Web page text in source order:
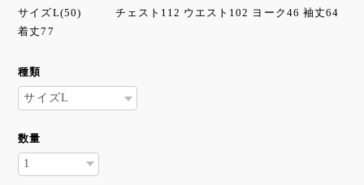
サイズL(50) チェスト112 ウエスト102 ヨーク46 袖丈64
着丈77
種類
数量